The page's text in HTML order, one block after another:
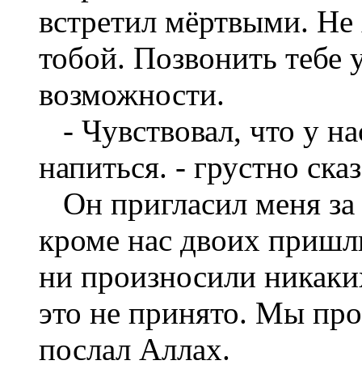
встретил мёртвыми. Не
тобой. Позвонить тебе
возможности.
- Чувствовал, что у
напиться. - грустно
Он пригласил меня
кроме нас двоих
ни произносили
это не принято. Мы
послал Аллах.